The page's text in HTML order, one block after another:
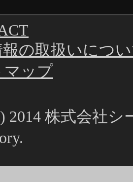
の取扱いにつ
マップ
2014 株式会社